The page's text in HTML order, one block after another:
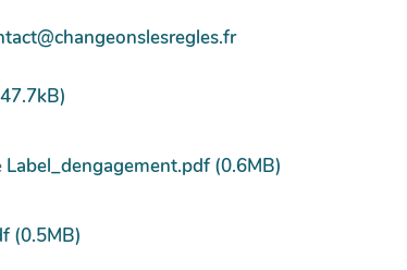
Label_dengagement.pdf (0.6MB)
(0.5MB)